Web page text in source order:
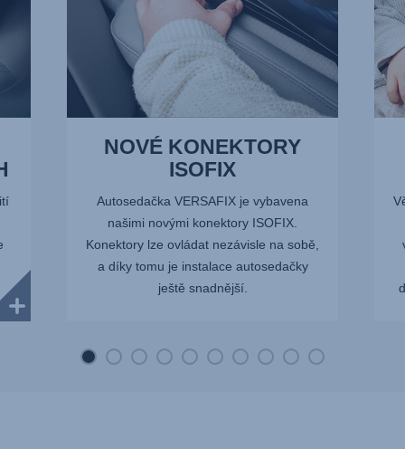
NOVÉ KONEKTORY
ISOFIX
Autosedačka VERSAFIX je vybavena
našimi novými konektory ISOFIX.
Konektory lze ovládat nezávisle na sobě,
a díky tomu je instalace autosedačky
ještě snadnější.